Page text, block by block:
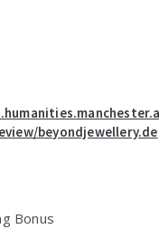
beyondjewellery.de
Bonus